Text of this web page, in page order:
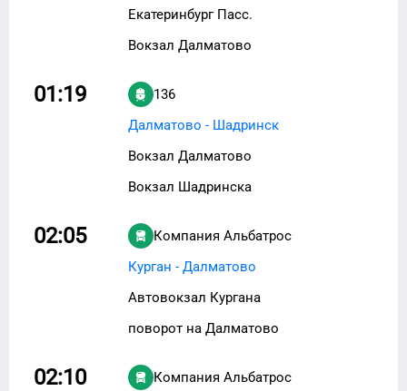
Екатеринбург Пасс.
Вокзал Далматово
01:19
136
Далматово - Шадринск
Вокзал Далматово
Вокзал Шадринска
02:05
Компания Альбатрос
Курган - Далматово
Автовокзал Кургана
поворот на Далматово
02:10
Компания Альбатрос